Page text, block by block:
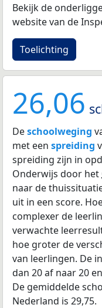
Bekijk de
website van de
Toelichting
26,06
Deschoolweging
met een spreiding
spreiding zijn in
Onderwijs door het
naar de
uit in een score.
complexer de
verwachte
hoe groter de
van leerlingen. De
dan 20 af naar 20
De gemiddelde
Nederland is 29,75.